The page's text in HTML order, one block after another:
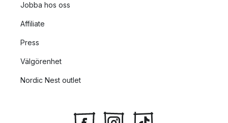
Jobba hos oss
Affiliate
Press
Välgörenhet
Nordic Nest outlet